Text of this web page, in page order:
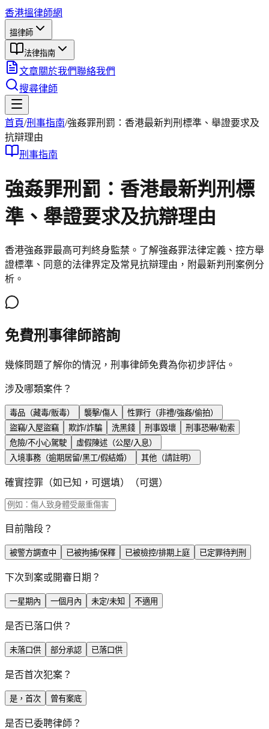
香港搵律師網
搵律師
法律指南
文章關於我們聯絡我們
搜尋律師
首頁/刑事指南/強姦罪刑罰：香港最新判刑標準、舉證要求及
抗辯理由
刑事指南
強姦罪刑罰：香港最新判刑標
準、舉證要求及抗辯理由
香港強姦罪最高可判終身監禁。了解強姦罪法律定義、控方舉
證標準、同意的法律界定及常見抗辯理由，附最新判刑案例分
析。
免費刑事律師諮詢
幾條問題了解你的情況，刑事律師免費為你初步評估。
涉及哪類案件？
毒品（藏毒/販毒） 襲擊/傷人
性罪行（非禮/強姦/偷拍）
盜竊/入屋盜竊
欺詐/詐騙 洗黑錢 刑事毀壞
刑事恐嚇/勒索
危險/不小心駕駛
虛假陳述（公屋/入息）
入境事務（逾期居留/黑工/假結婚）
其他（請註明）
確實控罪（如已知，可選填） （可選）
目前階段？
被警方調查中 已被拘捕/保釋 已被檢控/排期上庭 已定罪待判刑
下次到案或開審日期？
一星期內 一個月內 未定/未知 不適用
是否已落口供？
未落口供 部分承認 已落口供
是否首次犯案？
是，首次 曾有案底
是否已委聘律師？